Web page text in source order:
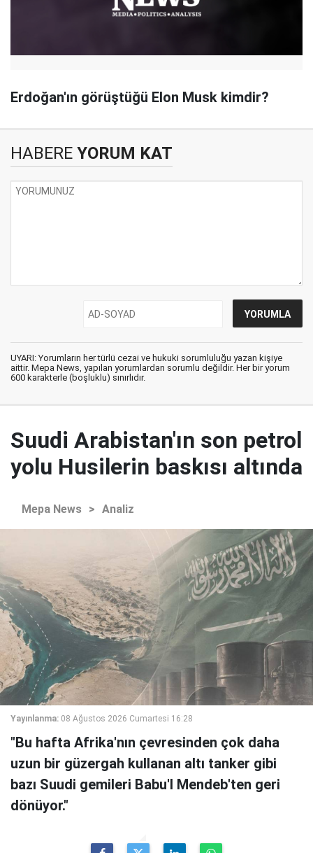
Erdoğan'ın görüştüğü Elon Musk kimdir?
HABERE YORUM KAT
UYARI: Yorumların her türlü cezai ve hukuki sorumluluğu yazan kişiye
aittir. Mepa News, yapılan yorumlardan sorumlu değildir. Her bir yorum
600 karakterle (boşluklu) sınırlıdır.
Suudi Arabistan'ın son petrol
yolu Husilerin baskısı altında
Mepa News > Analiz
Yayınlanma: 08 Ağustos 2026 Cumartesi 16:28
"Bu hafta Afrika'nın çevresinden çok daha
uzun bir güzergah kullanan altı tanker gibi
bazı Suudi gemileri Babu'l Mendeb'ten geri
dönüyor."